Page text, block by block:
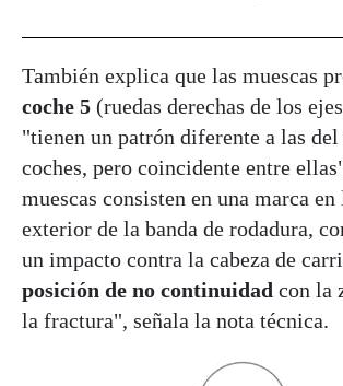
También explica que las muescas
coche 5 (ruedas derechas de los
"tienen un patrón diferente a las del
coches, pero coincidente entre
muescas consisten en una marca en
exterior de la banda de rodadura,
un impacto contra la cabeza de
posición de no continuidad con la
la fractura", señala la nota técnica.